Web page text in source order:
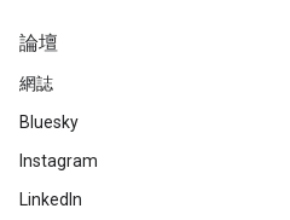
論壇
網誌
Bluesky
Instagram
LinkedIn